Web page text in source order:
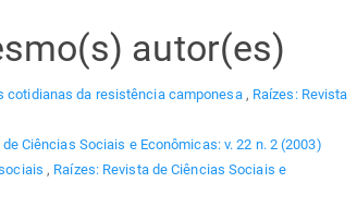
autor(es)
cotidianas da resistência camponesa , Raízes: Revista
Ciências Sociais e Econômicas: v. 22 n. 2 (2003)
, Raízes: Revista de Ciências Sociais e